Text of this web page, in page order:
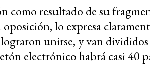
como resultado de su
lo expresa
unirse, y van divididos
electrónico habrá casi 40